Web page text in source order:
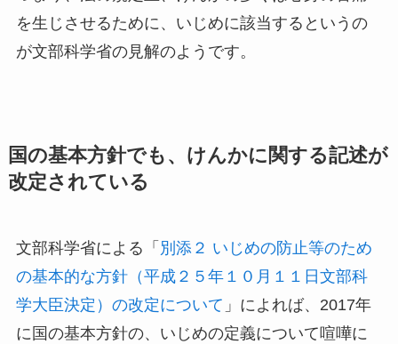
を生じさせるために、いじめに該当するというの
が文部科学省の見解のようです。
国の基本方針でも、けんかに関する記述が
改定されている
文部科学省による「 別添２ いじめの防止等のため
の基本的な方針（平成２５年１０月１１日文部科
学大臣決定）の改定について 」によれば、2017年
に国の基本方針の、いじめの定義について喧嘩に